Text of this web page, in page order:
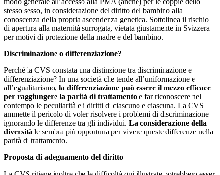
stesso sesso, in considerazione del diritto del bambino alla
conoscenza della propria ascendenza genetica. Sottolinea il rischio
di apertura alla maternità surrogata, vietata giustamente in Svizzera
per motivi di protezione della madre e del bambino.
Discriminazione o differenziazione?
Perché la CVS constata una distinzione tra discriminazione e
differenziazione? In una società che tende all’uniformazione e
all’egualitarismo, la differenziazione può essere il mezzo efficace
per raggiungere la parità di trattamento e far riconoscere nel
contempo le peculiarità e i diritti di ciascuno e ciascuna. La CVS
ammette il pericolo di voler risolvere i problemi di discriminazione
ignorando le differenze tra gli individui. La considerazione della
diversità le sembra più opportuna per vivere queste differenze nella
parità di trattamento.
Proposta di adeguamento del diritto